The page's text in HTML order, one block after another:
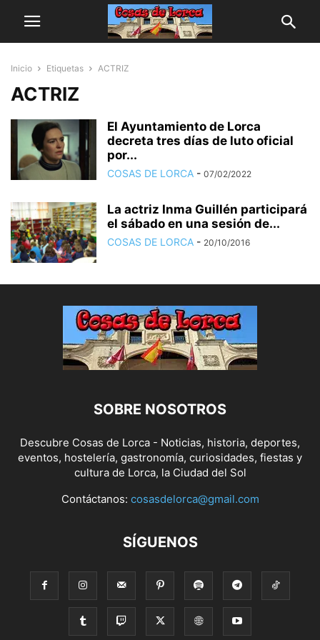
Inicio Etiquetas ACTRIZ
ACTRIZ
El Ayuntamiento de Lorca
decreta tres días de luto oficial
por...
COSAS DE LORCA - 07/02/2022
La actriz Inma Guillén participará
el sábado en una sesión de...
COSAS DE LORCA - 20/10/2016
SOBRE NOSOTROS
Descubre Cosas de Lorca - Noticias, historia, deportes,
eventos, hostelería, gastronomía, curiosidades, fiestas y
cultura de Lorca, la Ciudad del Sol
Contáctanos: cosasdelorca@gmail.com
SÍGUENOS